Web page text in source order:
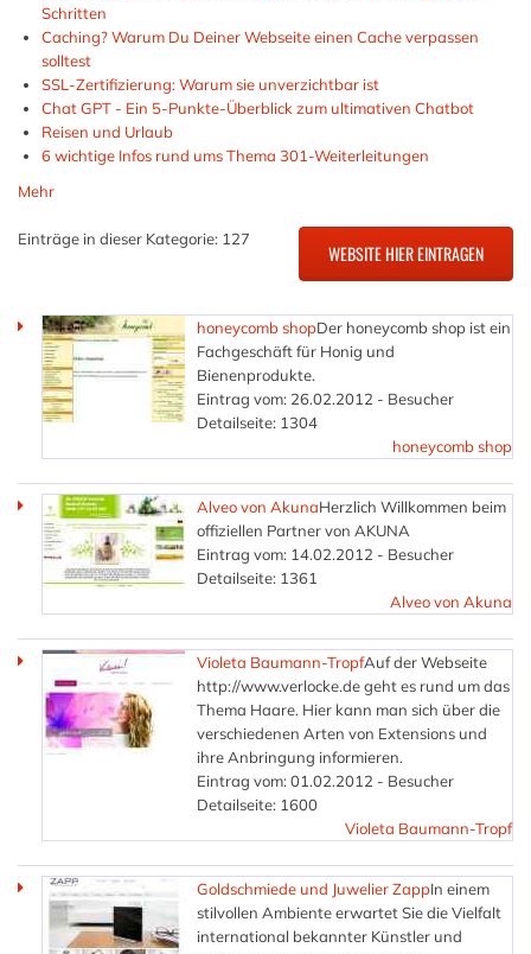
Schritten
Caching? Warum Du Deiner Webseite einen Cache verpassen
solltest
SSL-Zertifizierung: Warum sie unverzichtbar ist
Chat GPT - Ein 5-Punkte-Überblick zum ultimativen Chatbot
Reisen und Urlaub
6 wichtige Infos rund ums Thema 301-Weiterleitungen
Mehr
Einträge in dieser Kategorie: 127
honeycomb shopDer honeycomb shop ist ein
Fachgeschäft für Honig und
Bienenprodukte.
Eintrag vom: 26.02.2012 - Besucher
Detailseite: 1304
honeycomb shop
Alveo von AkunaHerzlich Willkommen beim
offiziellen Partner von AKUNA
Eintrag vom: 14.02.2012 - Besucher
Detailseite: 1361
Alveo von Akuna
Violeta Baumann-TropfAuf der Webseite
http://www.verlocke.de geht es rund um das
Thema Haare. Hier kann man sich über die
verschiedenen Arten von Extensions und
ihre Anbringung informieren.
Eintrag vom: 01.02.2012 - Besucher
Detailseite: 1600
Violeta Baumann-Tropf
Goldschmiede und Juwelier ZappIn einem
stilvollen Ambiente erwartet Sie die Vielfalt
international bekannter Künstler und